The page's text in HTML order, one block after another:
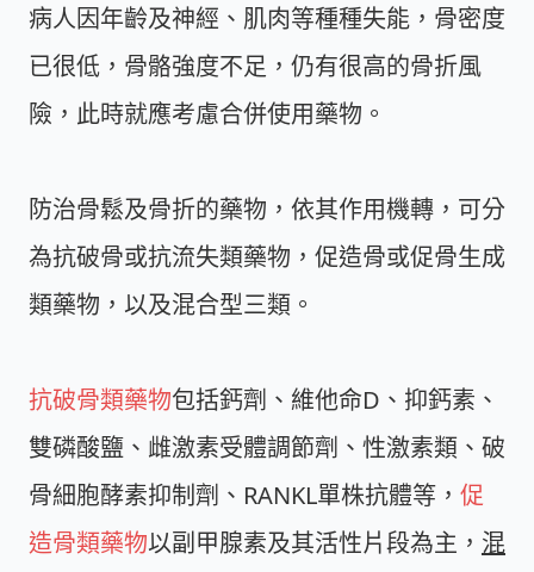
病人因年齡及神經、肌肉等種種失能，骨密度
已很低，骨骼強度不足，仍有很高的骨折風
險，此時就應考慮合併使用藥物。
防治骨鬆及骨折的藥物，依其作用機轉，可分
為抗破骨或抗流失類藥物，促造骨或促骨生成
類藥物，以及混合型三類。
抗破骨類藥物包括鈣劑、維他命D、抑鈣素、
雙磷酸鹽、雌激素受體調節劑、性激素類、破
骨細胞酵素抑制劑、RANKL單株抗體等， 促
造骨類藥物以副甲腺素及其活性片段為主， 混